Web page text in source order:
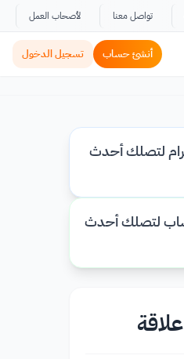
تواصل معنا لأصحاب العمل
أنشئ حساب تسجيل الدخول
لتصلك أحدث
لتصلك أحدث